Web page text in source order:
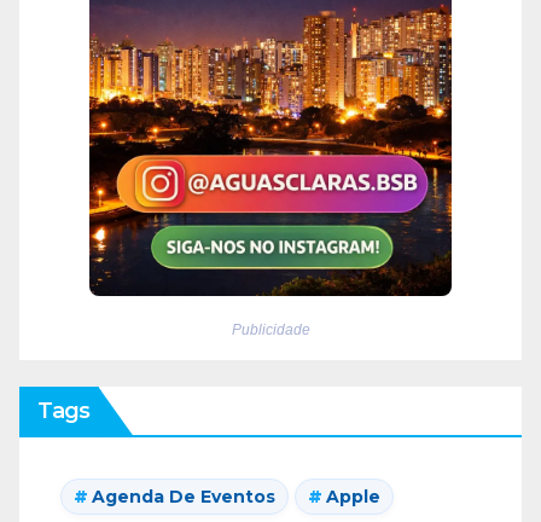
Publicidade
Tags
Agenda De Eventos Apple